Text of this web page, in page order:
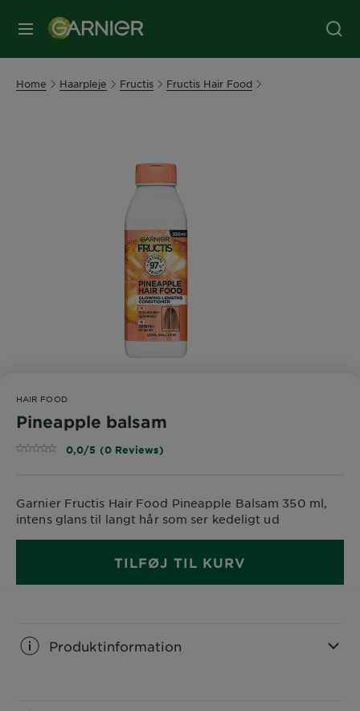
MENU
Home Haarpleje Fructis Fructis Hair Food
HAIR FOOD
Pineapple balsam
0,0/5 (0 Reviews)
Garnier Fructis Hair Food Pineapple Balsam 350 ml,
intens glans til langt hår som ser kedeligt ud
TILFØJ TIL KURV
Produktinformation